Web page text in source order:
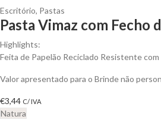
Escritório, Pastas
Pasta Vimaz com Fecho
Highlights:
Feita de Papelão Reciclado Resistente
Valor apresentado para o Brinde não
€3,44 C/ IVA
Natura